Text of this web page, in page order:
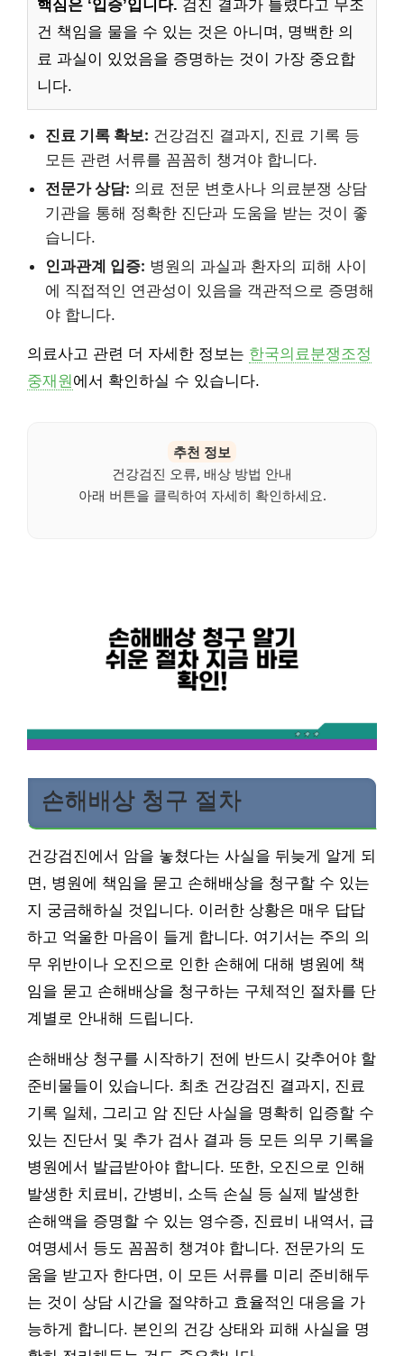
핵심은 ‘입증’입니다. 검진 결과가 틀렸다고 무조
건 책임을 물을 수 있는 것은 아니며, 명백한 의
료 과실이 있었음을 증명하는 것이 가장 중요합
니다.
진료 기록 확보: 건강검진 결과지, 진료 기록 등
모든 관련 서류를 꼼꼼히 챙겨야 합니다.
전문가 상담: 의료 전문 변호사나 의료분쟁 상담
기관을 통해 정확한 진단과 도움을 받는 것이 좋
습니다.
인과관계 입증: 병원의 과실과 환자의 피해 사이
에 직접적인 연관성이 있음을 객관적으로 증명해
야 합니다.
의료사고 관련 더 자세한 정보는 한국의료분쟁조정
중재원 에서 확인하실 수 있습니다.
추천 정보
건강검진 오류, 배상 방법 안내
아래 버튼을 클릭하여 자세히 확인하세요.
손해배상 청구 절차
건강검진에서 암을 놓쳤다는 사실을 뒤늦게 알게 되
면, 병원에 책임을 묻고 손해배상을 청구할 수 있는
지 궁금해하실 것입니다. 이러한 상황은 매우 답답
하고 억울한 마음이 들게 합니다. 여기서는 주의 의
무 위반이나 오진으로 인한 손해에 대해 병원에 책
임을 묻고 손해배상을 청구하는 구체적인 절차를 단
계별로 안내해 드립니다.
손해배상 청구를 시작하기 전에 반드시 갖추어야 할
준비물들이 있습니다. 최초 건강검진 결과지, 진료
기록 일체, 그리고 암 진단 사실을 명확히 입증할 수
있는 진단서 및 추가 검사 결과 등 모든 의무 기록을
병원에서 발급받아야 합니다. 또한, 오진으로 인해
발생한 치료비, 간병비, 소득 손실 등 실제 발생한
손해액을 증명할 수 있는 영수증, 진료비 내역서, 급
여명세서 등도 꼼꼼히 챙겨야 합니다. 전문가의 도
움을 받고자 한다면, 이 모든 서류를 미리 준비해두
는 것이 상담 시간을 절약하고 효율적인 대응을 가
능하게 합니다. 본인의 건강 상태와 피해 사실을 명